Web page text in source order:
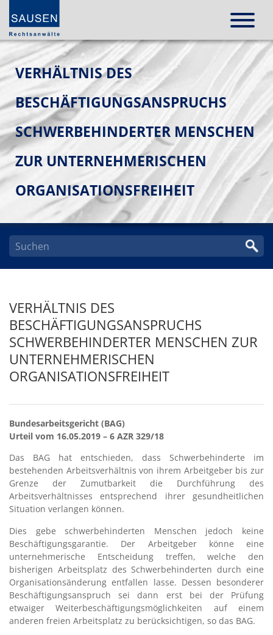
VERHÄLTNIS DES
BESCHÄFTIGUNGSANSPRUCHS
SCHWERBEHINDERTER MENSCHEN
ZUR UNTERNEHMERISCHEN
ORGANISATIONSFREIHEIT
VERHÄLTNIS DES
BESCHÄFTIGUNGSANSPRUCHS
SCHWERBEHINDERTER MENSCHEN ZUR
UNTERNEHMERISCHEN
ORGANISATIONSFREIHEIT
Bundesarbeitsgericht (BAG)
Urteil vom 16.05.2019 – 6 AZR 329/18
Das BAG hat entschieden, dass Schwerbehinderte im
bestehenden Arbeitsverhältnis von ihrem Arbeitgeber bis zur
Grenze der Zumutbarkeit die Durchführung des
Arbeitsverhältnisses entsprechend ihrer gesundheitlichen
Situation verlangen können.
Dies gebe schwerbehinderten Menschen jedoch keine
Beschäftigungsgarantie. Der Arbeitgeber könne eine
unternehmerische Entscheidung treffen, welche den
bisherigen Arbeitsplatz des Schwerbehinderten durch eine
Organisationsänderung entfallen lasse. Dessen besonderer
Beschäftigungsanspruch sei dann erst bei der Prüfung
etwaiger Weiterbeschäftigungsmöglichkeiten auf einem
anderen freien Arbeitsplatz zu berücksichtigen, so das BAG.